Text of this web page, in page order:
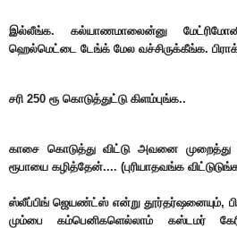
இல்லீங்க. கல்யாணமாலைன்னு
ஹெல்மெட்டை டேங்க் மேல வச்சிருக்கீங்க.
சரி 250 ரூ கொடுத்துட்டு கிளம்புங்க..
காசை கொடுத்து விட்டு அவனை
ரூபாயை கழித்தேன்.... (புரியாதவங்க
ஸ்லீப்பிங் ஜெயண்ட்ஸ் என்று தூர்தர்ஷனையும்,
மும்பை கம்பெனிகளெல்லாம் கஸ்டமர்